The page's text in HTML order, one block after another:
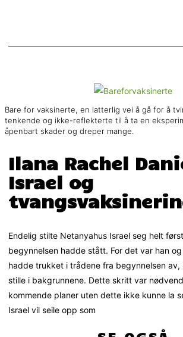
Bare for vaksinerte, en latterlig vei å gå for å
tenkende og ikke-reflekterte til å ta en
åpenbart skader og dreper mange.
Ilana Rachel
Israel og
Endelig stilte Netanyahus Israel seg helt
begynnelsen hadde stått. For det var han
hadde trukket i trådene fra begynnelsen av,
stille i bakgrunnene. Dette skritt var
kommende planer uten dette ikke kunne la
Israel vil seile opp som